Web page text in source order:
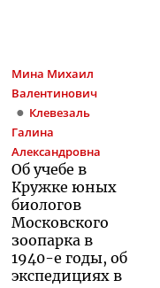
Мина Михаил
Валентинович
Клевезаль
Галина
Александровна
Об учебе в
Кружке юных
биологов
Московского
зоопарка в
1940-е годы, об
экспедициях в